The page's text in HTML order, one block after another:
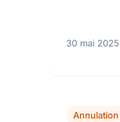
30 mai 2025
Annulation